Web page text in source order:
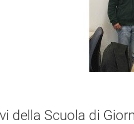
della Scuola di